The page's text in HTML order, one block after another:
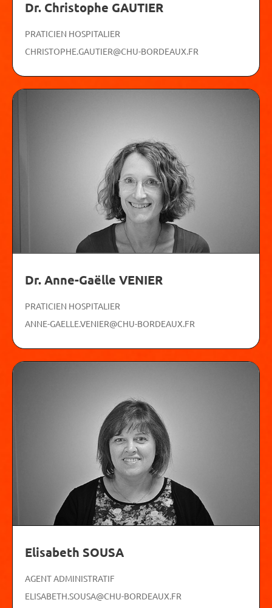
Dr. Christophe GAUTIER
PRATICIEN HOSPITALIER
CHRISTOPHE.GAUTIER@CHU-BORDEAUX.FR
Dr. Anne-Gaëlle VENIER
PRATICIEN HOSPITALIER
ANNE-GAELLE.VENIER@CHU-BORDEAUX.FR
Elisabeth SOUSA
AGENT ADMINISTRATIF
ELISABETH.SOUSA@CHU-BORDEAUX.FR